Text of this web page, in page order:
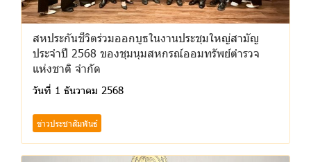
สหประกันชีวิตร่วมออกบูธในงานประชุมใหญ่สามัญ
ประจำปี 2568 ของชุมนุมสหกรณ์ออมทรัพย์ตำรวจ
แห่งชาติ จำกัด
วันที่ 1 ธันวาคม 2568
ข่าวประชาสัมพันธ์